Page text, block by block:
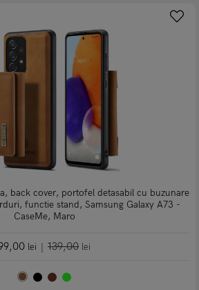
back cover, portofel detasabil cu buzunare
functie stand, Samsung Galaxy A73 -
CaseMe, Maro
lei 139,00 lei